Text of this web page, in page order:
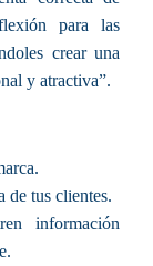
para las
crear una
y atractiva”.
de tus clientes.
información